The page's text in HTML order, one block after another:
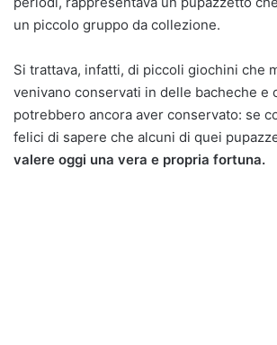
un piccolo gruppo da collezione.
Si trattava, infatti, di piccoli giochini che
venivano conservati in delle bacheche e
potrebbero ancora aver conservato: se
felici di sapere che alcuni di quei
valere oggi una vera e propria fortuna.